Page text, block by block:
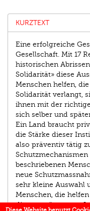
KURZTEXT
Eine erfolgreiche
Gesellschaft. Mit 17
historischen
Solidarität» diese
Menschen helfen,
Solidarität verlangt,
ihnen mit der
sich selber und
Ein Land braucht
die Stärke dieser
also präventiv tätig
beschriebenen
neue
sehr kleine Auswahl
Menschen, die
dienen, wäre unser